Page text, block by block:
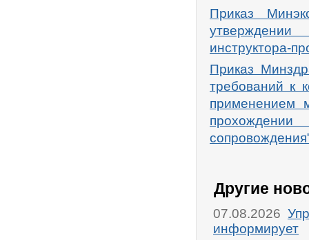
Приказ
утверждении
инструктора-
Приказ
требований к
применением
прохождении
Другие
07.08.2026
информирует